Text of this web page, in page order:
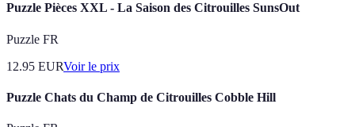
Puzzle Pièces XXL - La Saison des Citrouilles SunsOut
Puzzle FR
12.95 EURVoir le prix
Puzzle Chats du Champ de Citrouilles Cobble Hill